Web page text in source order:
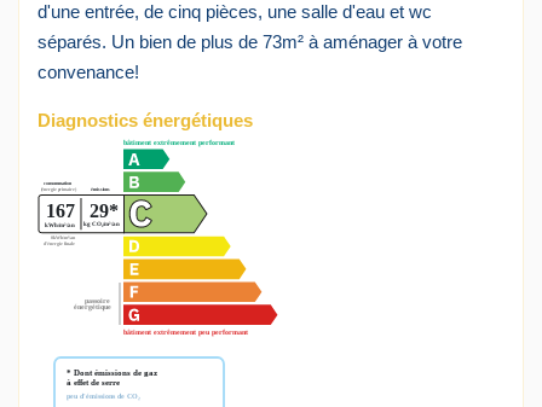
d'une entrée, de cinq pièces, une salle d'eau et wc
séparés. Un bien de plus de 73m² à aménager à votre
convenance!
Diagnostics énergétiques